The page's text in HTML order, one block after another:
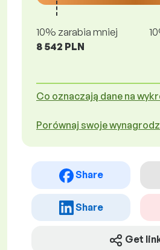
10% zarabia mniej
8 542 PLN
Co oznaczają dane na
Porównaj swoje
Share
Share
Get